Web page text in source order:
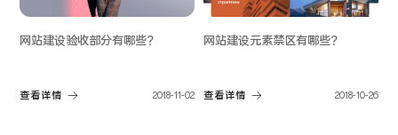
网站建设验收部分有哪些？
查看详情 2018-11-02
网站建设元素禁区有哪些？
查看详情 2018-10-26